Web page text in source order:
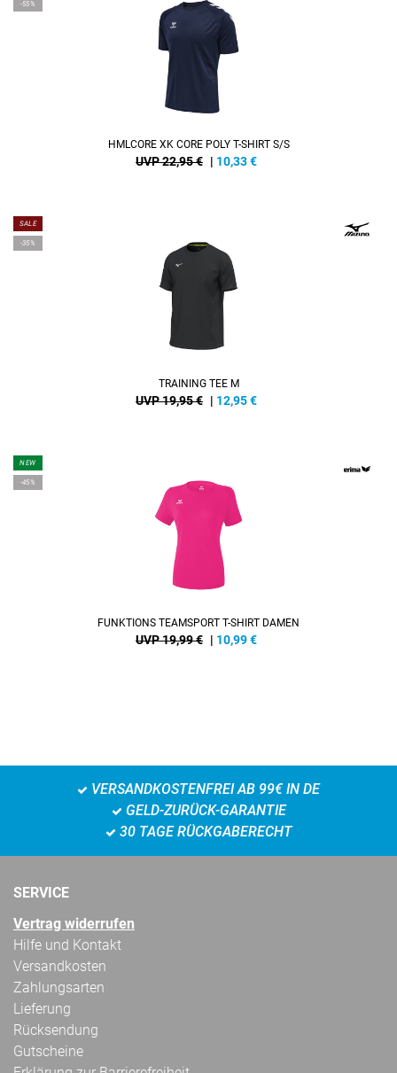
-55%
HMLCORE XK CORE POLY T-SHIRT S/S
UVP 22,95 € | 10,33€
SALE
-35%
TRAINING TEE M
UVP 19,95 € | 12,95€
NEW
-45%
FUNKTIONS TEAMSPORT T-SHIRT DAMEN
UVP 19,99 € | 10,99€
VERSANDKOSTENFREI AB 99€ IN DE
GELD-ZURÜCK-GARANTIE
30 TAGE RÜCKGABERECHT
SERVICE
Vertrag widerrufen
Hilfe und Kontakt
Versandkosten
Zahlungsarten
Lieferung
Rücksendung
Gutscheine